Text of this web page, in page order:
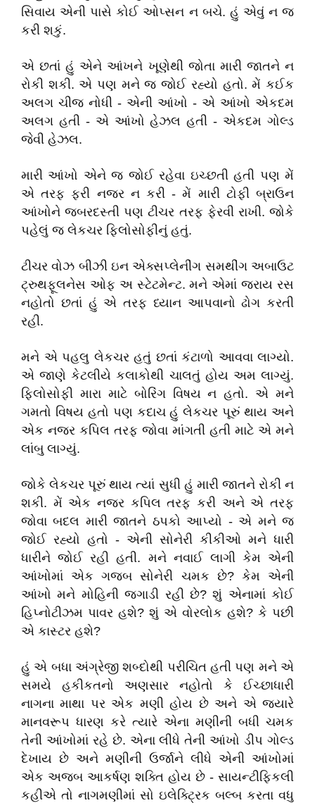
સિવાય એની પાસે કોઈ ઓપ્સન ન બચે. હું એવું ન જ
કરી શકું.
એ છતાં હું એને આંખને ખૂણેથી જોતા મારી જાતને ન
રોકી શકી. એ પણ મને જ જોઈ રહ્યો હતો. મેં કઈક
અલગ ચીજ નોધી - એની આંખો - એ આંખો એકદમ
અલગ હતી - એ આંખો હેઝલ હતી - એકદમ ગોલ્ડ
જેવી હેઝલ.
મારી આંખો એને જ જોઈ રહેવા ઇચ્છતી હતી પણ મેં
એ તરફ ફરી નજર ન કરી - મેં મારી ટોફી બ્રાઉન
આંખોને જબરદસ્તી પણ ટીચર તરફ ફેરવી રાખી. જોકે
પહેલું જ લેકચર ફિલોસોફીનું હતું.
ટીચર વોઝ બીઝી ઇન એક્સપ્લેનીંગ સમથીંગ અબાઉટ
ટ્રુથફૂલનેસ ઓફ અ સ્ટેટમેન્ટ. મને એમાં જરાય રસ
નહોતો છતાં હું એ તરફ ધ્યાન આપવાનો ઢોગ કરતી
રહી.
મને એ પહલુ લેકચર હતું છતાં કંટાળો આવવા લાગ્યો.
એ જાણે કેટલીયે કલાકોથી ચાલતું હોય અમ લાગ્યું.
ફિલોસોફી મારા માટે બોરિંગ વિષય ન હતો. એ મને
ગમતો વિષય હતો પણ કદાચ હું લેકચર પૂરું થાય અને
એક નજર કપિલ તરફ જોવા માંગતી હતી માટે એ મને
લાંબુ લાગ્યું.
જોકે લેકચર પૂરું થાય ત્યાં સુધી હું મારી જાતને રોકી ન
શકી. મેં એક નજર કપિલ તરફ કરી અને એ તરફ
જોવા બદલ મારી જાતને ઠપકો આપ્યો - એ મને જ
જોઈ રહ્યો હતો - એની સોનેરી કીકીઓ મને ધારી
ધારીને જોઈ રહી હતી. મને નવાઈ લાગી કેમ એની
આંખોમાં એક ગજબ સોનેરી ચમક છે? કેમ એની
આંખો મને મોહિની જગાડી રહી છે? શું એનામાં કોઈ
હિપ્નોટીઝમ પાવર હશે? શું એ વોરલોક હશે? કે પછી
એ કાસ્ટર હશે?
હું એ બધા અંગ્રેજી શબ્દોથી પરીચિત હતી પણ મને એ
સમયે હકીકતનો અણસાર નહોતો કે ઈચ્છાધારી
નાગના માથા પર એક મણી હોય છે અને એ જયારે
માનવરૂપ ધારણ કરે ત્યારે એના મણીની બધી ચમક
તેની આંખોમાં રહે છે. એના લીધે તેની આંખો ડીપ ગોલ્ડ
દેખાય છે અને મણીની ઉર્જાને લીધે એની આંખોમાં
એક અજબ આકર્ષણ શક્તિ હોય છે - સાયન્ટીફિકલી
કહીએ તો નાગમણીમાં સો ઇલેક્ટ્રિક બલ્બ કરતા વધુ